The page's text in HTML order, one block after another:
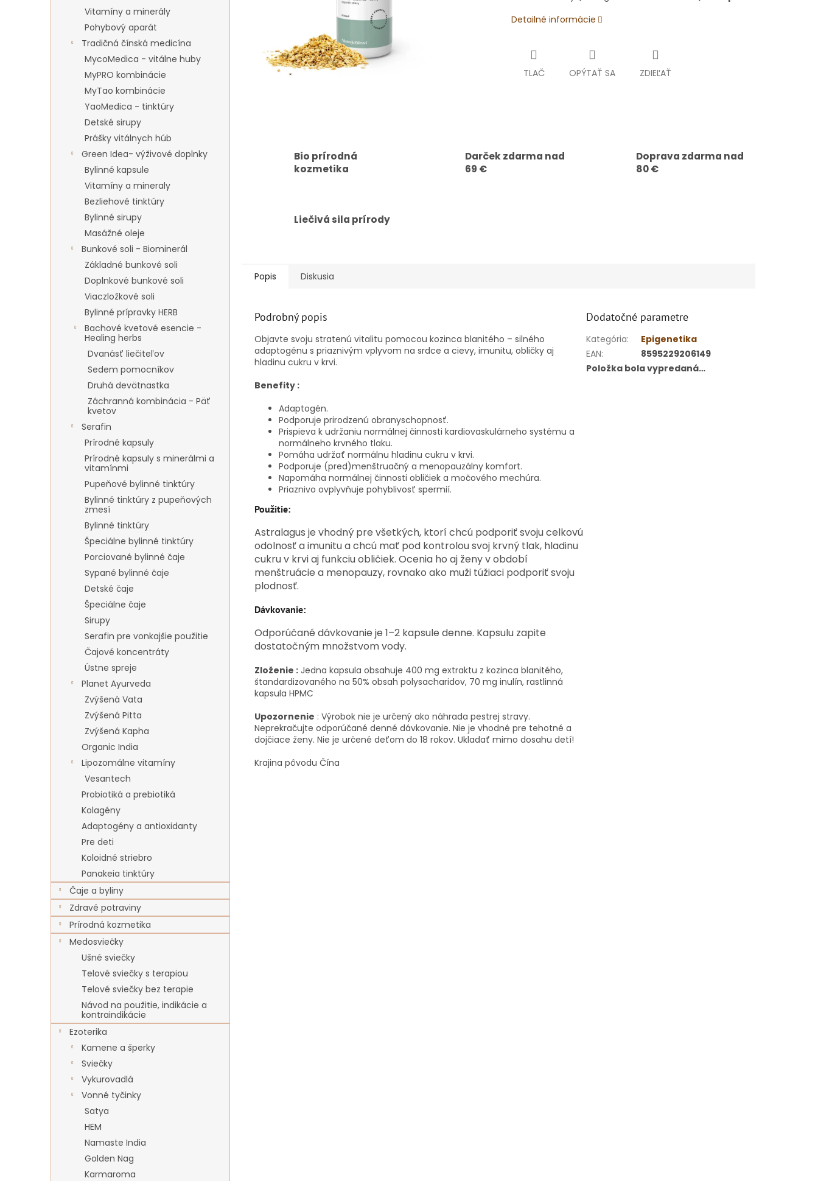
Vitamíny a minerály
Pohybový aparát
Tradičná čínská medicína
MycoMedica - vitálne huby
MyPRO kombinácie
MyTao kombinácie
YaoMedica - tinktúry
Detské sirupy
Prášky vitálnych húb
Green Idea- výživové doplnky
Bylinné kapsule
Vitamíny a mineraly
Bezliehové tinktúry
Bylinné sirupy
Masážné oleje
Bunkové soli - Biominerál
Základné bunkové soli
Doplnkové bunkové soli
Viaczložkové soli
Bylinné prípravky HERB
Bachové kvetové esencie -
Healing herbs
Dvanásť liečiteľov
Sedem pomocníkov
Druhá devätnastka
Záchranná kombinácia - Päť
kvetov
Serafin
Prírodné kapsuly
Prírodné kapsuly s minerálmi a
vitamínmi
Pupeňové bylinné tinktúry
Bylinné tinktúry z pupeňových
zmesí
Bylinné tinktúry
Špeciálne bylinné tinktúry
Porciované bylinné čaje
Sypané bylinné čaje
Detské čaje
Špeciálne čaje
Sirupy
Serafin pre vonkajšie použitie
Čajové koncentráty
Ústne spreje
Planet Ayurveda
Zvýšená Vata
Zvýšená Pitta
Zvýšená Kapha
Organic India
Lipozomálne vitamíny
Vesantech
Probiotiká a prebiotiká
Kolagény
Adaptogény a antioxidanty
Pre deti
Koloidné striebro
Panakeia tinktúry
Čaje a byliny
Zdravé potraviny
Prírodná kozmetika
Medosviečky
Ušné sviečky
Telové sviečky s terapiou
Telové sviečky bez terapie
Návod na použitie, indikácie a
kontraindikácie
Ezoterika
Kamene a šperky
Sviečky
Vykurovadlá
Vonné tyčinky
Satya
HEM
Namaste India
Golden Nag
Karmaroma
Detailné informácie
TLAČ OPÝTAŤ SA ZDIEĽAŤ
Bio prírodná
kozmetika
Darček zdarma nad
69 €
Doprava zdarma nad
80 €
Liečivá sila prírody
Popis Diskusia
Podrobný popis
Objavte svoju stratenú vitalitu pomocou kozinca blanitého – silného
adaptogénu s priaznivým vplyvom na srdce a cievy, imunitu, obličky aj
hladinu cukru v krvi.
Benefity :
Adaptogén.
Podporuje prirodzenú obranyschopnosť.
Prispieva k udržaniu normálnej činnosti kardiovaskulárneho systému a
normálneho krvného tlaku.
Pomáha udržať normálnu hladinu cukru v krvi.
Podporuje (pred)menštruačný a menopauzálny komfort.
Napomáha normálnej činnosti obličiek a močového mechúra.
Priaznivo ovplyvňuje pohyblivosť spermií.
Použitie:
Astralagus je vhodný pre všetkých, ktorí chcú podporiť svoju celkovú
odolnosť a imunitu a chcú mať pod kontrolou svoj krvný tlak, hladinu
cukru v krvi aj funkciu obličiek. Ocenia ho aj ženy v období
menštruácie a menopauzy, rovnako ako muži túžiaci podporiť svoju
plodnosť.
Dávkovanie:
Odporúčané dávkovanie je 1–2 kapsule denne. Kapsulu zapite
dostatočným množstvom vody.
Zloženie : Jedna kapsula obsahuje 400 mg extraktu z kozinca blanitého,
štandardizovaného na 50% obsah polysacharidov, 70 mg inulín, rastlinná
kapsula HPMC
Upozornenie : Výrobok nie je určený ako náhrada pestrej stravy.
Neprekračujte odporúčané denné dávkovanie. Nie je vhodné pre tehotné a
dojčiace ženy. Nie je určené deťom do 18 rokov. Ukladať mimo dosahu detí!
Krajina pôvodu Čína
Dodatočné parametre
Kategória:
Epigenetika
EAN:
8595229206149
Položka bola vypredaná…